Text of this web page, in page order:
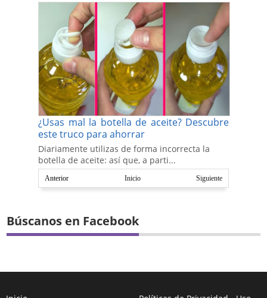
¿Usas mal la botella de aceite? Descubre
este truco para ahorrar
Diariamente utilizas de forma incorrecta la
botella de aceite: así que, a parti...
Anterior Siguiente
Inicio
Búscanos en Facebook